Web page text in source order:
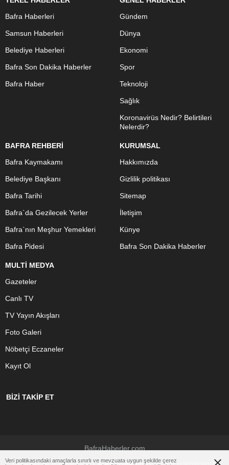
Bafra Haberleri
Samsun Haberleri
Belediye Haberleri
Bafra Son Dakika Haberler
Bafra Haber
Gündem
Dünya
Ekonomi
Spor
Teknoloji
Sağlık
Koronavirüs Nedir? Belirtileri
Nelerdir?
BAFRA REHBERİ
Bafra Kaymakamı
Belediye Başkanı
Bafra Tarihi
Bafra`da Gezilecek Yerler
Bafra`nın Meşhur Yemekleri
Bafra Pidesi
KURUMSAL
Hakkımızda
Gizlilik politikası
Sitemap
İletişim
Künye
Bafra Son Dakika Haberler
MULTİ MEDYA
Gazeteler
Canlı TV
TV Yayın Akışları
Foto Galeri
Nöbetçi Eczaneler
Kayıt Ol
BİZİ TAKİP ET
BafraHaberler.com
Veri politikasındaki amaçlarla sınırlı ve mevzuata uygun şekilde çerez